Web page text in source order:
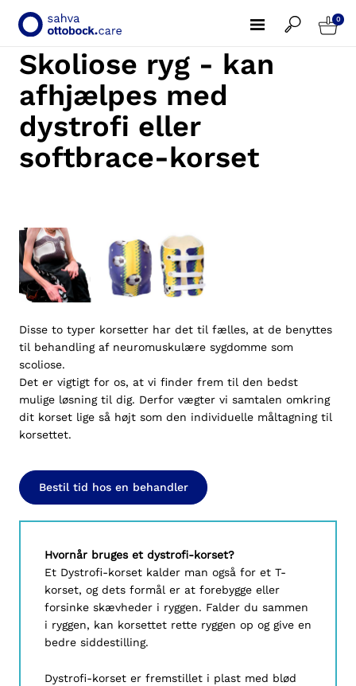
0
Skoliose ryg - kan
afhjælpes med
dystrofi eller
softbrace-korset
Disse to typer korsetter har det til fælles, at de benyttes
til behandling af neuromuskulære sygdomme som
scoliose.
Det er vigtigt for os, at vi finder frem til den bedst
mulige løsning til dig. Derfor vægter vi samtalen omkring
dit korset lige så højt som den individuelle måltagning til
korsettet.
Bestil tid hos en behandler
Hvornår bruges et dystrofi-korset?
Et Dystrofi-korset kalder man også for et T-
korset, og dets formål er at forebygge eller
forsinke skævheder i ryggen. Falder du sammen
i ryggen, kan korsettet rette ryggen op og give en
bedre siddestilling.
Dystrofi-korset er fremstillet i plast med blød